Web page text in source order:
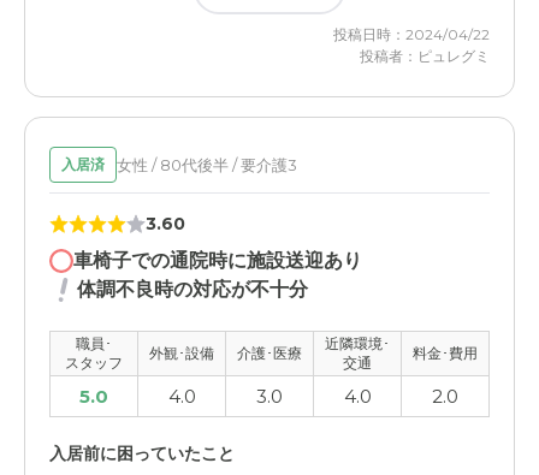
清潔で、 スタッフが懸命に働いている感じがしました。
スタッフ一同が協力をして、一丸となっている感じがしま
した。具合が悪くなった時の対処も説明があり良かったで
す。
近隣環境や交通アクセスについて
いと思います。電車でも生きやすいと思います。
料金費用について
定していた金額に近くて良いと思います。
投稿日時：2024/04/22
投稿者：ピュレグミ
入居済 女性 / 80代後半 / 要介護3
3.60
車椅子での通院時に施設送迎あり
体調不良時の対応が不十分
職員･
スタッフ
外観･設備 介護･医療
近隣環境･
交通
料金･費用
5.0 4.0 3.0 4.0 2.0
入居前に困っていたこと